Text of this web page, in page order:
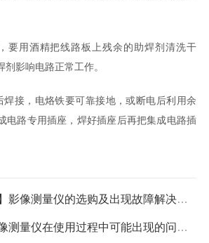
用酒精把线路板上残余的助焊剂清洗干
影响电路正常工作。
接，电烙铁要可靠接地，或断电后利用余
电路专用插座，焊好插座后再把集成电路插
影像测量仪的选购及出现故障解决方法
仪在使用过程中可能出现的问题及解决方法分享